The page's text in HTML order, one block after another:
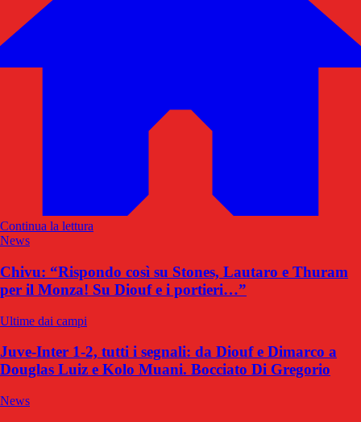
Continua la lettura
News
Chivu: “Rispondo così su Stones, Lautaro e Thuram
per il Monza! Su Diouf e i portieri…”
Ultime dai campi
Juve-Inter 1-2, tutti i segnali: da Diouf e Dimarco a
Douglas Luiz e Kolo Muani. Bocciato Di Gregorio
News